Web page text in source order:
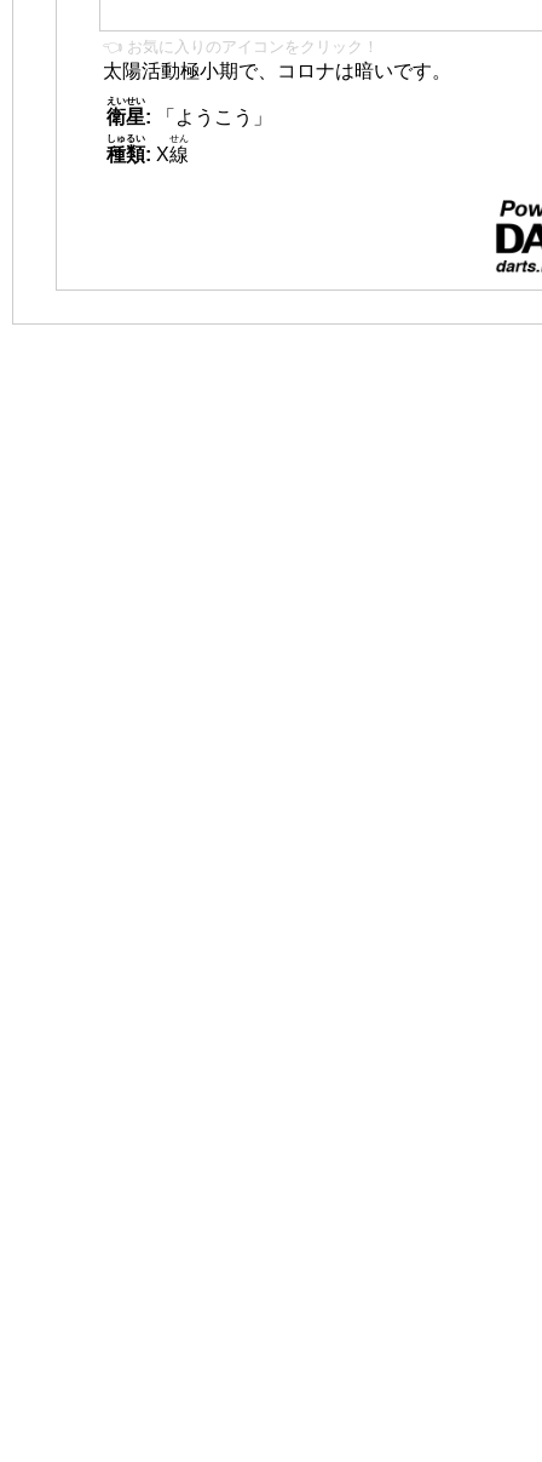
👈 お気に入りのアイコンをクリック！
太陽活動極小期で、コロナは暗いです。
衛星
えいせい
:
「ようこう」
種類
しゅるい
: X線
せん